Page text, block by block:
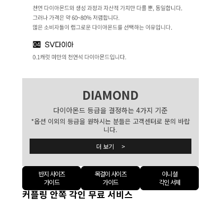
DIAMOND
다이아몬드 등급을 결정하는 4가지 기준
*옵션 이외의 등급을 원하시는 분들은 고객센터로 문의 바랍
니다.
더 보기 >
반지 사이즈
가이드
목걸이 사이즈
가이드
이니셜
각인 서체
커플링 안쪽 각인 무료 서비스